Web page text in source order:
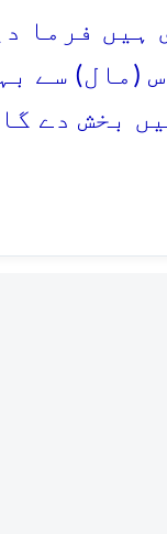
ہیں فرما
(مال) سے
بخش دے